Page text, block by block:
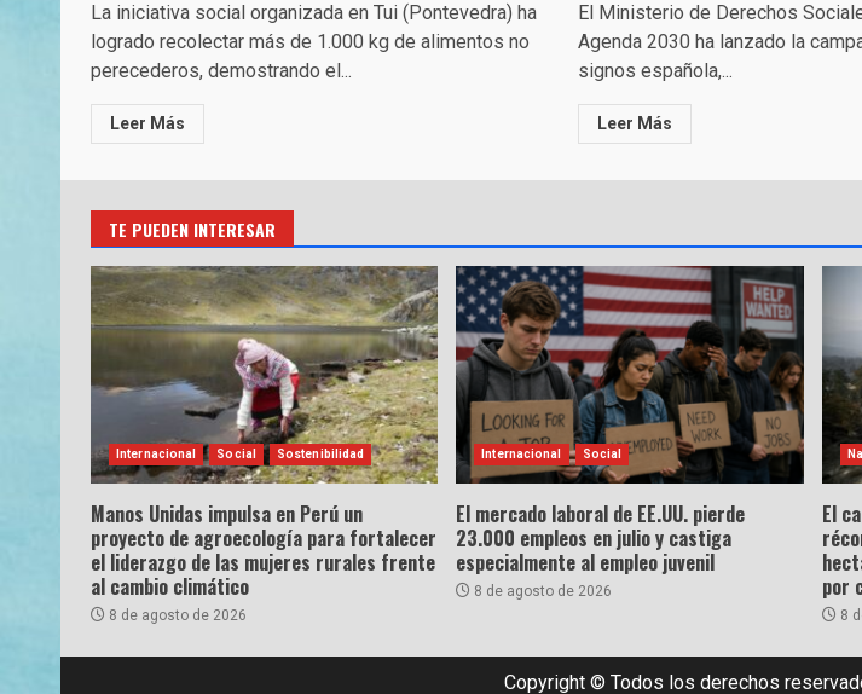
La iniciativa social organizada en Tui (Pontevedra) ha
logrado recolectar más de 1.000 kg de alimentos no
perecederos, demostrando el...
Leer Más
El Ministerio de Derechos
Agenda 2030 ha lanzado la
signos española,...
Leer Más
TE PUEDEN INTERESAR
Internacional Social Sostenibilidad
Manos Unidas impulsa en Perú un
proyecto de agroecología para fortalecer
el liderazgo de las mujeres rurales frente
al cambio climático
8 de agosto de 2026
Internacional Social
El mercado laboral de EE.UU. pierde
23.000 empleos en julio y castiga
especialmente al empleo juvenil
8 de agosto de 2026
El
por
8
Copyright © Todos los derechos